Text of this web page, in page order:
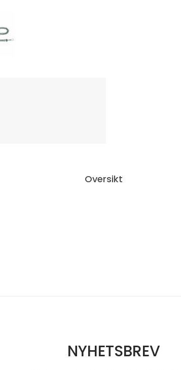
Oversikt
NYHETSBREV